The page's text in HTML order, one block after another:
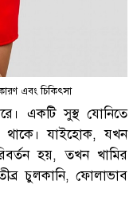
এবং চিকিৎসা
একটি সুস্থ যোনিতে
থাকে। যাইহোক, যখন
হয়, তখন খামির
চুলকানি, ফোলাভাব